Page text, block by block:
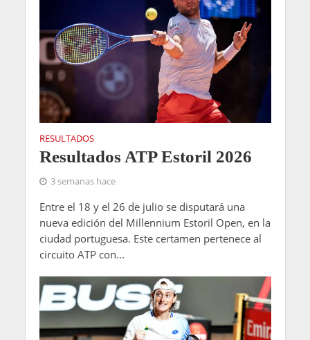
RESULTADOS
Resultados ATP Estoril 2026
3 semanas hace
Entre el 18 y el 26 de julio se disputará una
nueva edición del Millennium Estoril Open, en la
ciudad portuguesa. Este certamen pertenece al
circuito ATP con...